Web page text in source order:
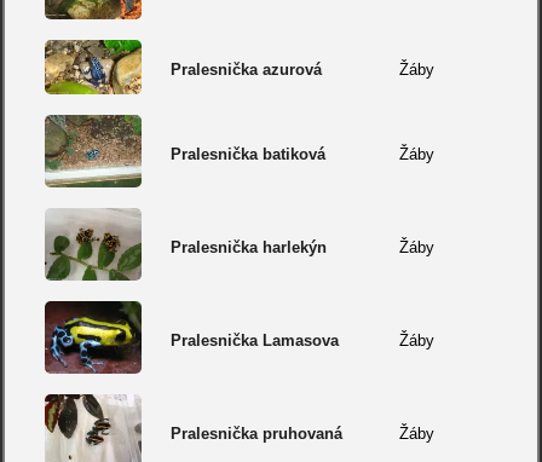
Pralesnička azurová Žáby
Pralesnička batiková Žáby
Pralesnička harlekýn Žáby
Pralesnička Lamasova Žáby
Pralesnička pruhovaná Žáby